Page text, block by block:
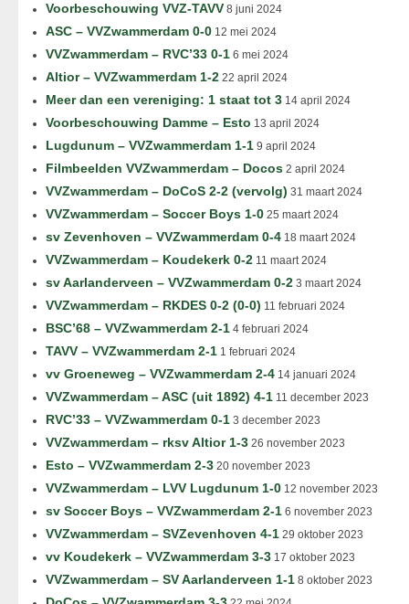
Voorbeschouwing VVZ-TAVV 8 juni 2024
ASC – VVZwammerdam 0-0 12 mei 2024
VVZwammerdam – RVC’33 0-1 6 mei 2024
Altior – VVZwammerdam 1-2 22 april 2024
Meer dan een vereniging: 1 staat tot 3 14 april 2024
Voorbeschouwing Damme – Esto 13 april 2024
Lugdunum – VVZwammerdam 1-1 9 april 2024
Filmbeelden VVZwammerdam – Docos 2 april 2024
VVZwammerdam – DoCoS 2-2 (vervolg) 31 maart 2024
VVZwammerdam – Soccer Boys 1-0 25 maart 2024
sv Zevenhoven – VVZwammerdam 0-4 18 maart 2024
VVZwammerdam – Koudekerk 0-2 11 maart 2024
sv Aarlanderveen – VVZwammerdam 0-2 3 maart 2024
VVZwammerdam – RKDES 0-2 (0-0) 11 februari 2024
BSC’68 – VVZwammerdam 2-1 4 februari 2024
TAVV – VVZwammerdam 2-1 1 februari 2024
vv Groeneweg – VVZwammerdam 2-4 14 januari 2024
VVZwammerdam – ASC (uit 1892) 4-1 11 december 2023
RVC’33 – VVZwammerdam 0-1 3 december 2023
VVZwammerdam – rksv Altior 1-3 26 november 2023
Esto – VVZwammerdam 2-3 20 november 2023
VVZwammerdam – LVV Lugdunum 1-0 12 november 2023
sv Soccer Boys – VVZwammerdam 2-1 6 november 2023
VVZwammerdam – SVZevenhoven 4-1 29 oktober 2023
vv Koudekerk – VVZwammerdam 3-3 17 oktober 2023
VVZwammerdam – SV Aarlanderveen 1-1 8 oktober 2023